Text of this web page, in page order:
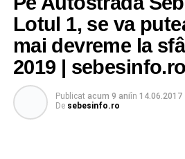
Lotul 1, se va
mai devreme la
2019 | sebesinfo.ro
Publicat acum 9 aniîn 14.06.2017
De sebesinfo.ro